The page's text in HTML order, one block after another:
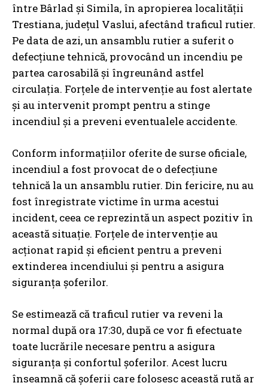
între Bârlad și Simila, în apropierea localității
Trestiana, județul Vaslui, afectând traficul rutier.
Pe data de azi, un ansamblu rutier a suferit o
defecțiune tehnică, provocând un incendiu pe
partea carosabilă și îngreunând astfel
circulația. Forțele de intervenție au fost alertate
și au intervenit prompt pentru a stinge
incendiul și a preveni eventualele accidente.
Conform informațiilor oferite de surse oficiale,
incendiul a fost provocat de o defecțiune
tehnică la un ansamblu rutier. Din fericire, nu au
fost înregistrate victime în urma acestui
incident, ceea ce reprezintă un aspect pozitiv în
această situație. Forțele de intervenție au
acționat rapid și eficient pentru a preveni
extinderea incendiului și pentru a asigura
siguranța șoferilor.
Se estimează că traficul rutier va reveni la
normal după ora 17:30, după ce vor fi efectuate
toate lucrările necesare pentru a asigura
siguranța și confortul șoferilor. Acest lucru
înseamnă că șoferii care folosesc această rută ar